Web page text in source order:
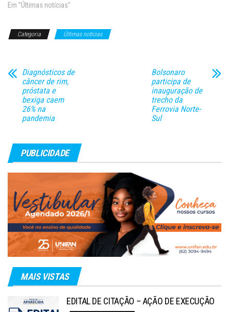
celulares, computadores e
substitutivo do relator,
Em "Últimas notícias"
Categoria Últimas notícias
Diagnósticos de
câncer de rim,
próstata e
bexiga caem
26% na
pandemia
Bolsonaro
participa de
inauguração de
trecho da
Ferrovia Norte-
Sul
PUBLICIDADE
MAIS VISTAS
EDITAL DE CITAÇÃO – AÇÃO DE EXECUÇÃO